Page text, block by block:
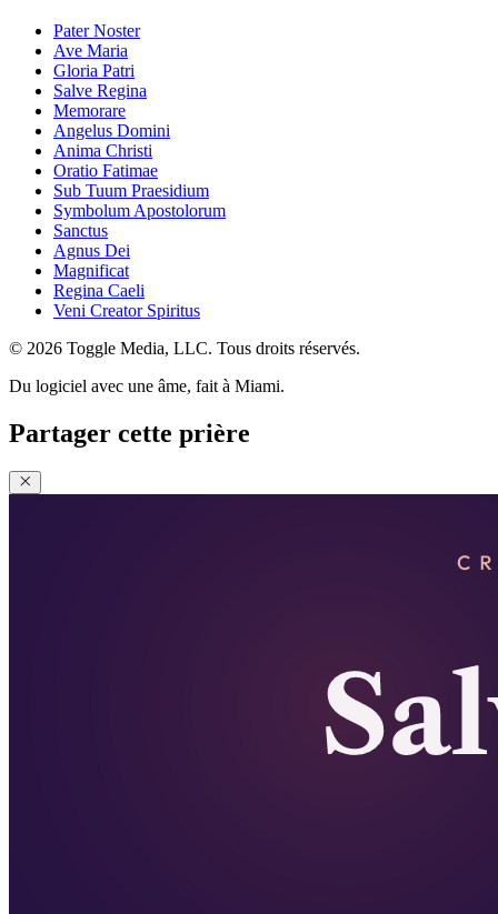
Pater Noster
Ave Maria
Gloria Patri
Salve Regina
Memorare
Angelus Domini
Anima Christi
Oratio Fatimae
Sub Tuum Praesidium
Symbolum Apostolorum
Sanctus
Agnus Dei
Magnificat
Regina Caeli
Veni Creator Spiritus
© 2026 Toggle Media, LLC. Tous droits réservés.
Du logiciel avec une âme, fait à Miami.
Partager cette prière